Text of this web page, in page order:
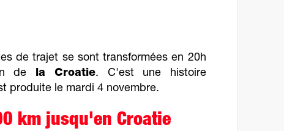
de trajet se sont transformées en 20h
de la Croatie. C'est une histoire
produite le mardi 4 novembre.
km jusqu'en Croatie